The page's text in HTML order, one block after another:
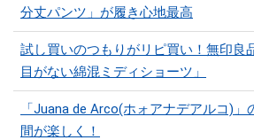
分丈パンツ」が履き心地最高
試し買いのつもりがリピ買い！無印良
目がない綿混ミディショーツ」
「Juana de Arco(ホォアナデアルコ)
間が楽しく！